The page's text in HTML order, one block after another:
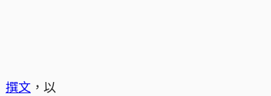
撰文 ，以